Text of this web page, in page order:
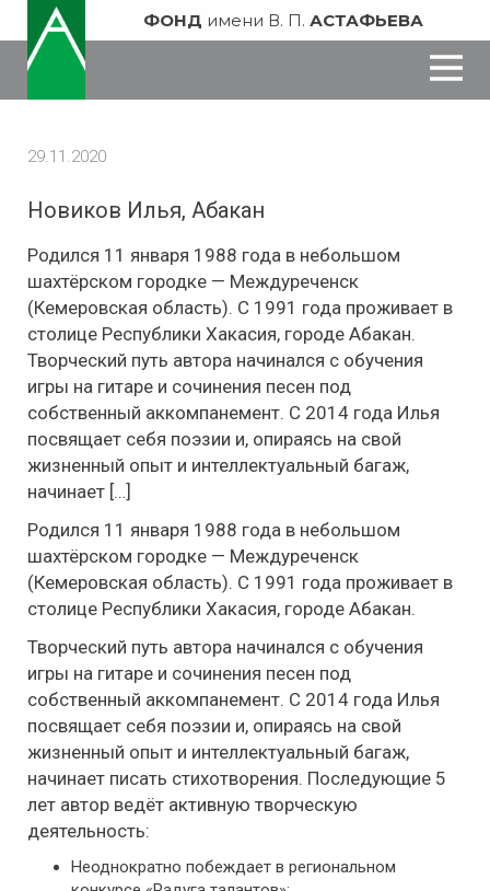
ФОНД имени В. П. АСТАФЬЕВА
29.11.2020
Новиков Илья, Абакан
Родился 11 января 1988 года в небольшом
шахтёрском городке — Междуреченск
(Кемеровская область). С 1991 года проживает в
столице Республики Хакасия, городе Абакан.
Творческий путь автора начинался с обучения
игры на гитаре и сочинения песен под
собственный аккомпанемент. С 2014 года Илья
посвящает себя поэзии и, опираясь на свой
жизненный опыт и интеллектуальный багаж,
начинает […]
Родился 11 января 1988 года в небольшом
шахтёрском городке — Междуреченск
(Кемеровская область). С 1991 года проживает в
столице Республики Хакасия, городе Абакан.
Творческий путь автора начинался с обучения
игры на гитаре и сочинения песен под
собственный аккомпанемент. С 2014 года Илья
посвящает себя поэзии и, опираясь на свой
жизненный опыт и интеллектуальный багаж,
начинает писать стихотворения. Последующие 5
лет автор ведёт активную творческую
деятельность:
Неоднократно побеждает в региональном